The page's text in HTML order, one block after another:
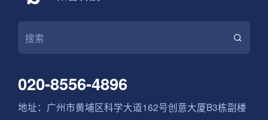
020-8556-4896
地址：广州市黄埔区科学大道162号创意大厦B3栋副楼